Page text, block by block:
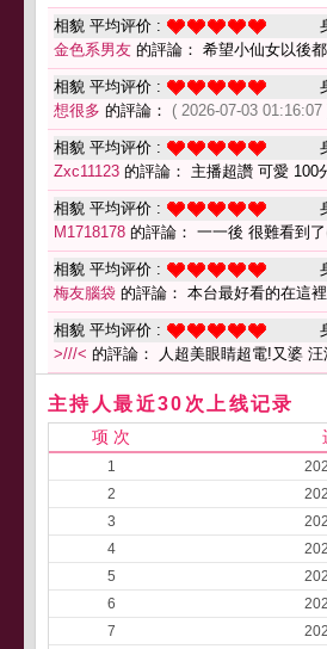
相貌 平均评价 :
金色系男友 的評論： 希望小仙女以後
相貌 平均评价 :
想很多 的評論： ( 2026-07-03 01:16:07
相貌 平均评价 :
Zxc11123 的評論： 主播超讚 可愛 100
相貌 平均评价 :
M1718178 的評論： 一一後 很難看到了
相貌 平均评价 :
梅友腦袋 的評論： 本台最好看的在這裡
相貌 平均评价 :
>///< 的評論： 人超美眼睛超電!又婆 汪
主持人最近30次上线记录
项 次
1
2
3
4
5
6
7